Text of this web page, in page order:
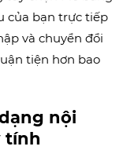
của bạn trực tiếp
và chuyển đổi
tiện hơn bao
nội
tính